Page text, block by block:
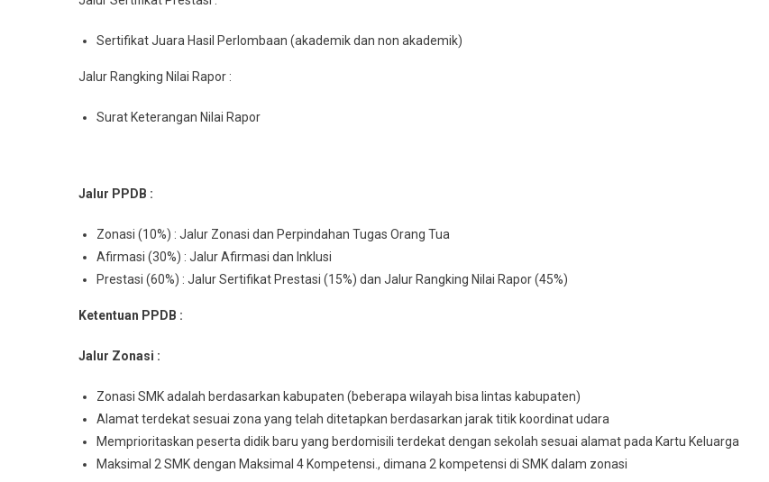
Sertifikat Juara Hasil Perlombaan (akademik dan non akademik)
Jalur Rangking Nilai Rapor :
Surat Keterangan Nilai Rapor
Jalur PPDB :
Zonasi (10%) : Jalur Zonasi dan Perpindahan Tugas Orang Tua
Afirmasi (30%) : Jalur Afirmasi dan Inklusi
Prestasi (60%) : Jalur Sertifikat Prestasi (15%) dan Jalur Rangking Nilai Rapor (45%)
Ketentuan PPDB :
Jalur Zonasi :
Zonasi SMK adalah berdasarkan kabupaten (beberapa wilayah bisa lintas kabupaten)
Alamat terdekat sesuai zona yang telah ditetapkan berdasarkan jarak titik koordinat udara
Memprioritaskan peserta didik baru yang berdomisili terdekat dengan sekolah sesuai alamat pada Kartu Keluarga
Maksimal 2 SMK dengan Maksimal 4 Kompetensi., dimana 2 kompetensi di SMK dalam zonasi